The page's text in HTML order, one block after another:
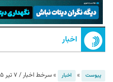
اخبار
پیوست » اخبار »سرخط اخبار / ۷ تیر ۱۴۰۵